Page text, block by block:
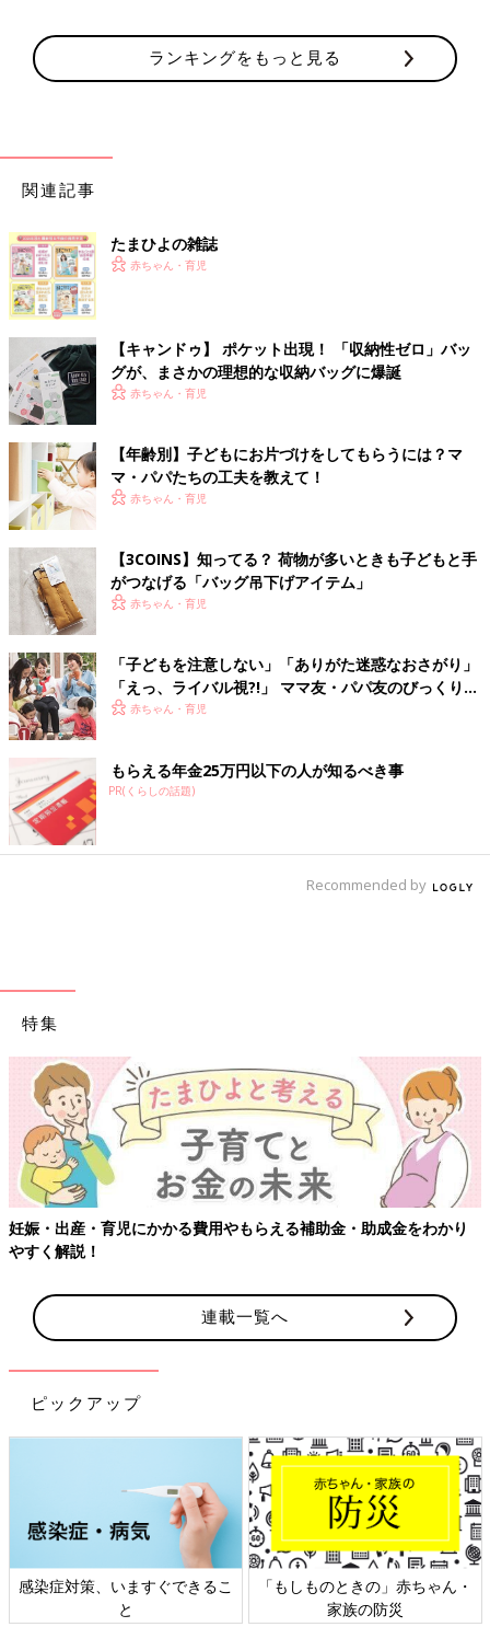
ランキングをもっと見る
関連記事
たまひよの雑誌
赤ちゃん・育児
【キャンドゥ】 ポケット出現！ 「収納性ゼロ」バッ
グが、まさかの理想的な収納バッグに爆誕
赤ちゃん・育児
【年齢別】子どもにお片づけをしてもらうには？マ
マ・パパたちの工夫を教えて！
赤ちゃん・育児
【3COINS】知ってる？ 荷物が多いときも子どもと手
がつなげる「バッグ吊下げアイテム」
赤ちゃん・育児
「子どもを注意しない」「ありがた迷惑なおさがり」
「えっ、ライバル視?!」 ママ友・パパ友のびっくりエ
ピソード
赤ちゃん・育児
もらえる年金25万円以下の人が知るべき事
PR(くらしの話題)
Recommended by
特集
【ワクチン接種できるものも】妊婦の感染症対策、知っておいて！
連載一覧へ
ピックアップ
日本外来小児科学会リーフレッ
ト検討会
六星占術 細木かおりさんの人生
相談